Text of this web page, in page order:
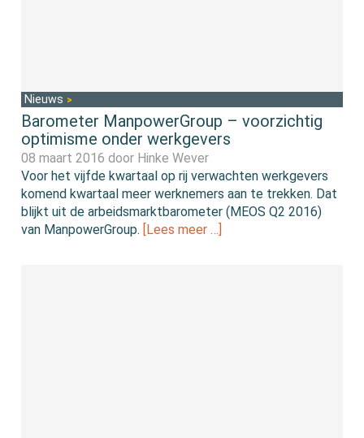
Nieuws
Barometer ManpowerGroup – voorzichtig
optimisme onder werkgevers
08 maart 2016 door Hinke Wever
Voor het vijfde kwartaal op rij verwachten werkgevers
komend kwartaal meer werknemers aan te trekken. Dat
blijkt uit de arbeidsmarktbarometer (MEOS Q2 2016)
van ManpowerGroup. [Lees meer …]